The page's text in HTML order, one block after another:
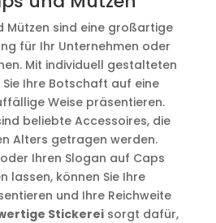
Mützen sind eine großartige
für Ihr Unternehmen oder
Mit individuell gestalteten
Ihre Botschaft auf eine
Weise präsentieren.
beliebte Accessoires, die
Alters getragen werden.
Ihren Slogan auf Caps
lassen, können Sie Ihre
und Ihre Reichweite
Stickereisorgt dafür,